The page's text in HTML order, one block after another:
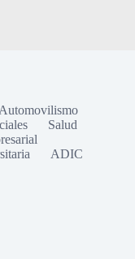
Automovilismo
Salud
ADIC